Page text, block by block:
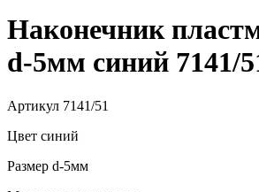
Наконечник
d-5мм синий 7141/
Артикул 7141/51
Цвет синий
Размер d-5мм